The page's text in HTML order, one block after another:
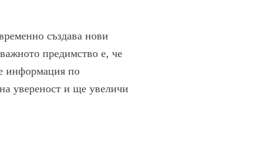
създава нови
предимство е, че
информация по
увереност и ще увеличи